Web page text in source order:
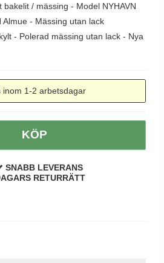
bakelit / mässing - Model NYHAVN
Almue - Mässing utan lack
- Polerad mässing utan lack - Nya
inom 1-2 arbetsdagar
KÖP
SNABB LEVERANS
RETURRÄTT